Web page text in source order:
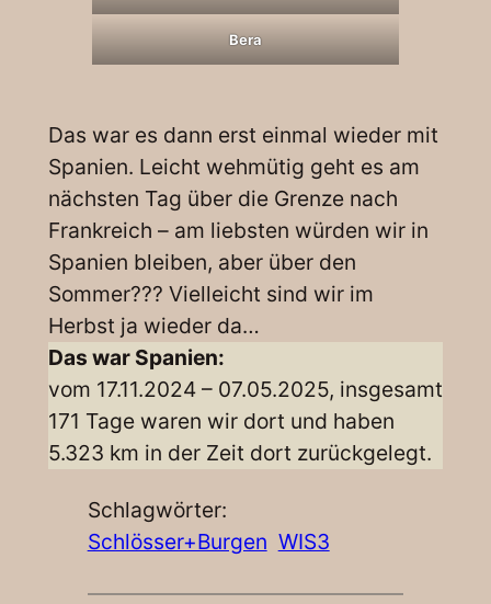
Bera
Das war es dann erst einmal wieder mit
Spanien. Leicht wehmütig geht es am
nächsten Tag über die Grenze nach
Frankreich – am liebsten würden wir in
Spanien bleiben, aber über den
Sommer??? Vielleicht sind wir im
Herbst ja wieder da…
Das war Spanien:
vom 17.11.2024 – 07.05.2025, insgesamt
171 Tage waren wir dort und haben
5.323 km in der Zeit dort zurückgelegt.
Schlagwörter:
Schlösser+Burgen WIS3